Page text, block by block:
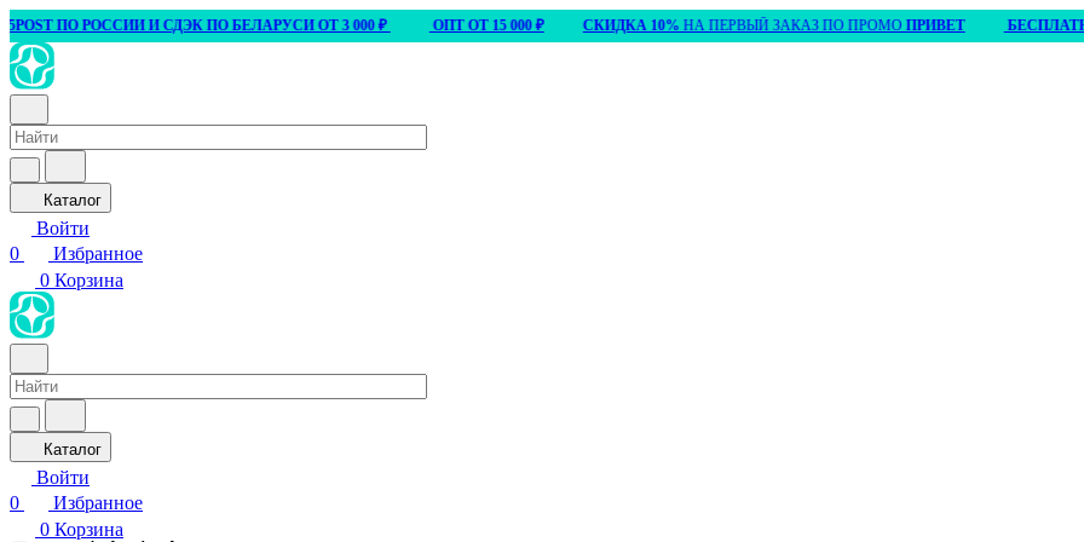
СКИДКА 10%НА ПЕРВЫЙ ЗАКАЗ ПО ПРОМОПРИВЕТ БЕСПЛАТНАЯ
ПО РОССИИ И СДЭК ПО БЕЛАРУСИ ОТ 3 000 ₽ ОПТ ОТ 15 000 ₽
Каталог
Войти
0
Избранное
0 Корзина
Каталог
Войти
0
Избранное
0 Корзина